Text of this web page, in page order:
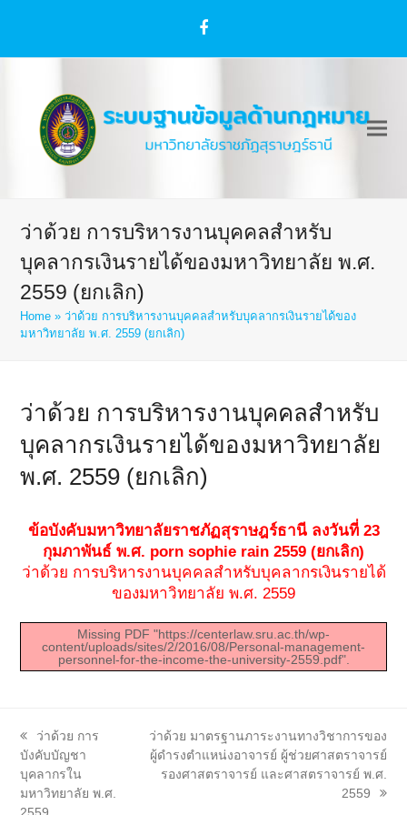
Facebook
ว่าด้วย การบริหารงานบุคคลสำหรับ
บุคลากรเงินรายได้ของมหาวิทยาลัย พ.ศ.
2559 (ยกเลิก)
Home »ว่าด้วย การบริหารงานบุคคลสำหรับบุคลากรเงินรายได้ของ
มหาวิทยาลัย พ.ศ. 2559 (ยกเลิก)
ว่าด้วย การบริหารงานบุคคลสำหรับ
บุคลากรเงินรายได้ของมหาวิทยาลัย
พ.ศ. 2559 (ยกเลิก)
ข้อบังคับมหาวิทยาลัยราชภัฏสุราษฎร์ธานี ลงวันที่ 23
กุมภาพันธ์ พ.ศ. porn sophie rain 2559 (ยกเลิก)
ว่าด้วย การบริหารงานบุคคลสำหรับบุคลากรเงินรายได้
ของมหาวิทยาลัย พ.ศ. 2559
Missing PDF "https://centerlaw.sru.ac.th/wp-
content/uploads/sites/2/2016/08/Personal-management-
personnel-for-the-income-the-university-2559.pdf".
previous
post:
ว่าด้วย การ
บังคับบัญชา
บุคลากรใน
มหาวิทยาลัย พ.ศ.
next
post:
ว่าด้วย มาตรฐานภาระงานทางวิชาการของ
ผู้ดำรงตำแหน่งอาจารย์ ผู้ช่วยศาสตราจารย์
รองศาสตราจารย์ และศาสตราจารย์ พ.ศ.
2559